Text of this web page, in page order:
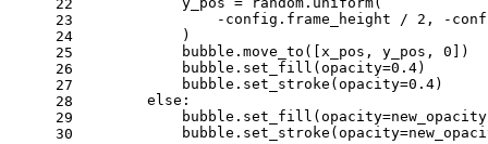
22
23
24
25
26
27
28
29
30
-config.frame_height / 2, -
            )
            bubble.move_to([x_pos, y_pos, 0])
            bubble.set_fill(opacity=0.4)
            bubble.set_stroke(opacity=0.4)
        else: